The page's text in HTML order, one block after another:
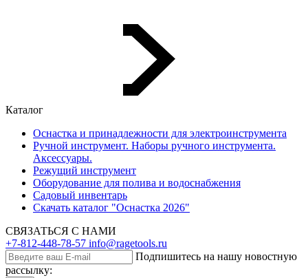
Каталог
Оснастка и принадлежности для электроинструмента
Ручной инструмент. Наборы ручного инструмента.
Аксессуары.
Режущий инструмент
Оборудование для полива и водоснабжения
Садовый инвентарь
Скачать каталог "Оснастка 2026"
СВЯЗАТЬСЯ С НАМИ
+7-812-448-78-57 info@ragetools.ru
Подпишитесь на нашу новостную
рассылку: